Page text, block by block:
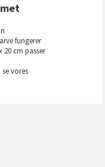
fungerer
20 cm passer
vores